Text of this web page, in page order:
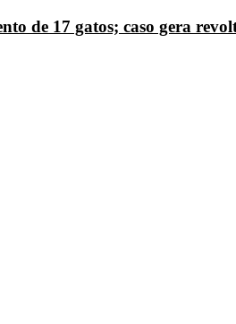
de 17 gatos; caso gera